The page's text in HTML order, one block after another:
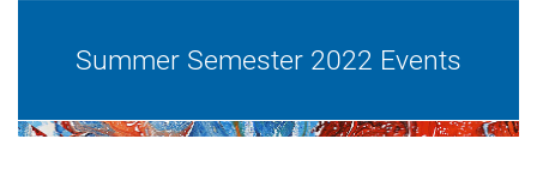
Summer Semester 2022 Events